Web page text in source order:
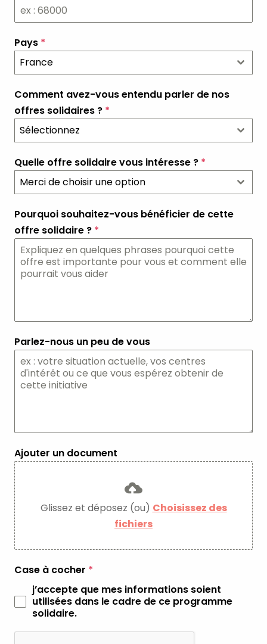
Pays *
France
Comment avez-vous entendu parler de nos
offres solidaires ? *
Sélectionnez
Quelle offre solidaire vous intéresse ? *
Merci de choisir une option
Pourquoi souhaitez-vous bénéficier de cette
offre solidaire ? *
Parlez-nous un peu de vous
Ajouter un document
Glissez et déposez (ou) Choisissez des
fichiers
Case à cocher *
j’accepte que mes informations soient
utilisées dans le cadre de ce programme
solidaire.